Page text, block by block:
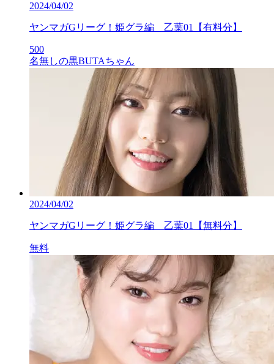
2024/04/02
ヤンマガGリーグ！姫グラ編 乙葉01【有料分】
500
名無しの黒BUTAちゃん
2024/04/02
ヤンマガGリーグ！姫グラ編 乙葉01【無料分】
無料